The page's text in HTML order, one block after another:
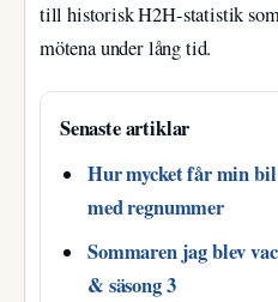
till historisk H2H-statistik
mötena under lång tid.
Senaste artiklar
Hur mycket får min
med regnummer
Sommaren jag blev
& säsong 3